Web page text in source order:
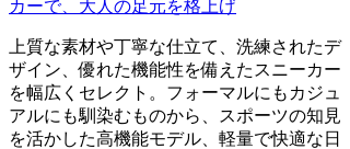
上質な素材や丁寧な仕立て、洗練されたデ
ザイン、優れた機能性を備えたスニーカー
を幅広くセレクト。フォーマルにもカジュ
アルにも馴染むものから、スポーツの知見
を活かした高機能モデル、軽量で快適な日